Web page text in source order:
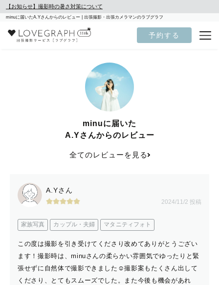
【お知らせ】撮影時の暑さ対策について
minuに届いたA.Yさんからのレビュー | 出張撮影・出張カメラマンのラブグラフ
予約する
minuに届いた
A.Yさんからのレビュー
全てのレビューを見る
A.Yさん
2024/11/2 投稿
家族写真 カップル・夫婦 マタニティフォト
この度は撮影を引き受けてくださり改めてありがとうござい
ます！撮影時は、minuさんの柔らかい雰囲気でゆったりと緊
張せずに自然体で撮影できました☺️撮影案もたくさん出して
くださり、とてもスムーズでした。また今後も機会があれ